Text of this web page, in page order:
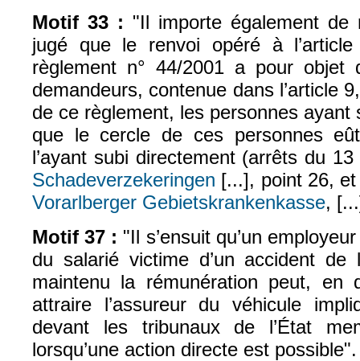
Motif 33 : "Il importe également
jugé que le renvoi opéré à
règlement n° 44/2001 a pour objet
demandeurs, contenue dans l’article
de ce règlement, les personnes ayant
que le cercle de ces personnes
l’ayant subi directement (arrêts du
Schadeverzekeringen [...], point 26,
Vorarlberger Gebietskrankenkasse,
Motif 37 : "Il s’ensuit qu’un
du salarié victime d’un accident
maintenu la rémunération peut, en
attraire l’assureur du véhicule
devant les tribunaux de l’État
lorsqu’une action directe est possible".